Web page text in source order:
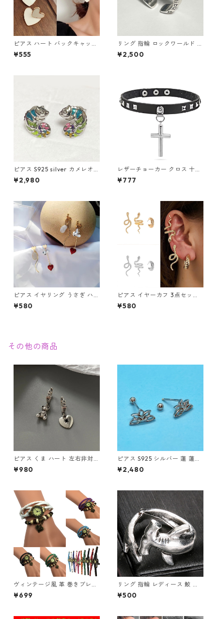
ピアス ハート バックキャッチ
ダブルハート 2way ハートピ
アス アクセサリー クリームホ
¥555
リング 指輪 ロックワールド パ
ンク ロック レタリング 鏡面
ユニセックス
¥2,500
ピアス S925 silver カメレオン
爬虫類 カラフル レインボー シ
ルバー スタッド
¥2,980
レザーチョーカー クロス 十字
架 チョーカー ロザリオ スタッ
ズ コスプレ 地雷系 シスター V
¥777
ピアス イヤリング うさぎ ハー
ト 時計 アシメ かわいい 不思
議 兎 白うさぎ 懐中時計 ワン
¥580
ピアス イヤーカフ 3点セット
3個 スネーク 蛇 へび 片耳用
ゴールド シルバー メンズ レデ
¥580
その他の商品
ピアス くま ハート 左右非対称
チャーム シルバー 地雷系 韓国
アシメ レディースアクセサリ
¥980
ピアス S925 シルバー 蓮 蓮の
花 蓮花 蓮華 ロータス 透かし
レディース Silver アクセサリ
¥2,480
ヴィンテージ風 革 巻きブレス
レット 腕時計 レディース チャ
ーム付き アンティーク調 ハー
¥699
リング 指輪 レディース 鮫 ハ
ンマーヘッド シャーク アンテ
ィーク風 サメ さめ ヴィンテー
¥500